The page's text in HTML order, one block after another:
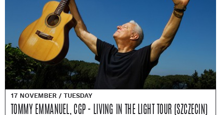
17 NOVEMBER / TUESDAY
TOMMY EMMANUEL, CGP - LIVING IN THE LIGHT TOUR (SZCZECIN)